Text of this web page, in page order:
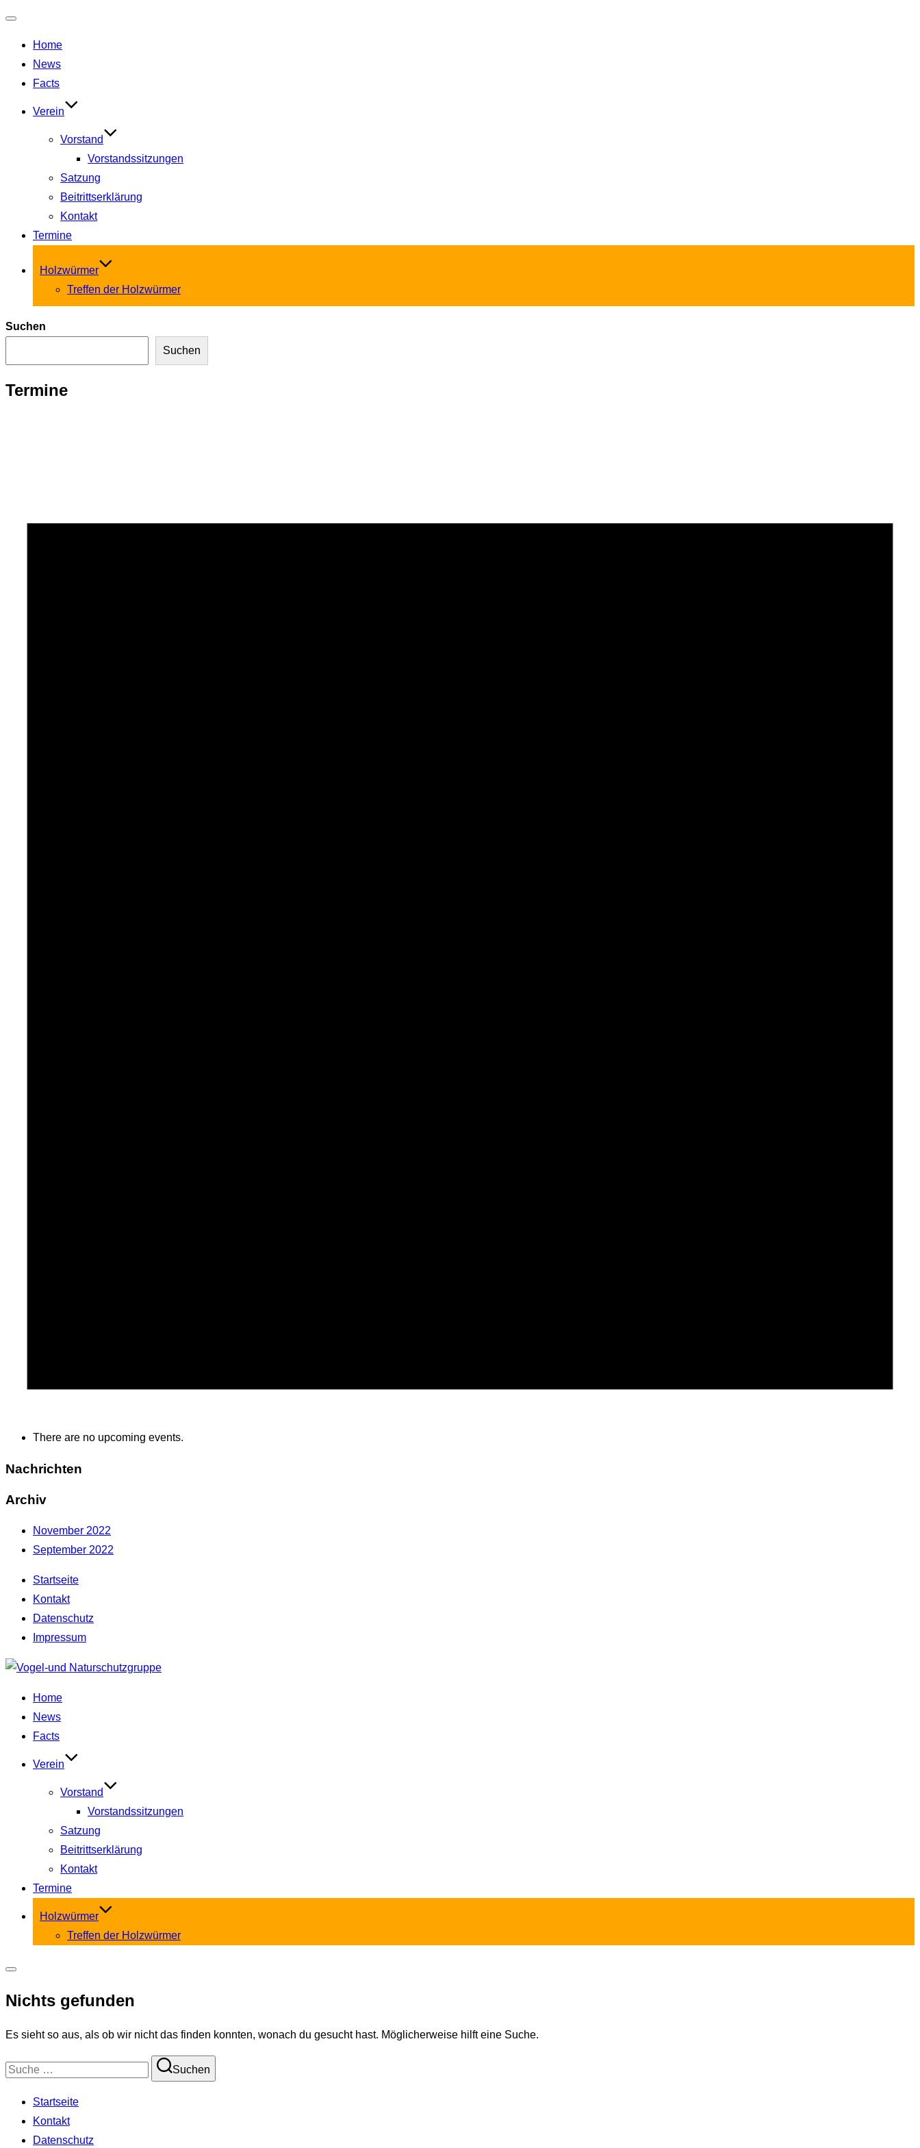
umschalten
Home
News
Facts
Verein
Vorstand
Vorstandssitzungen
Satzung
Beitrittserklärung
Kontakt
Termine
Holzwürmer
Treffen der Holzwürmer
Suchen
Suchen
Termine
There are no upcoming events.
Nachrichten
Archiv
November 2022
September 2022
Startseite
Kontakt
Datenschutz
Impressum
Zum
springen
Home
News
Facts
Verein
Vorstand
Vorstandssitzungen
Satzung
Beitrittserklärung
Kontakt
Termine
Holzwürmer
Treffen der Holzwürmer
&
umschalten
Nichts gefunden
Es sieht so aus, als ob wir nicht das finden konnten, wonach du gesucht hast. Möglicherweise hilft eine Suche.
Suchen
Suchen
Startseite
Kontakt
Datenschutz